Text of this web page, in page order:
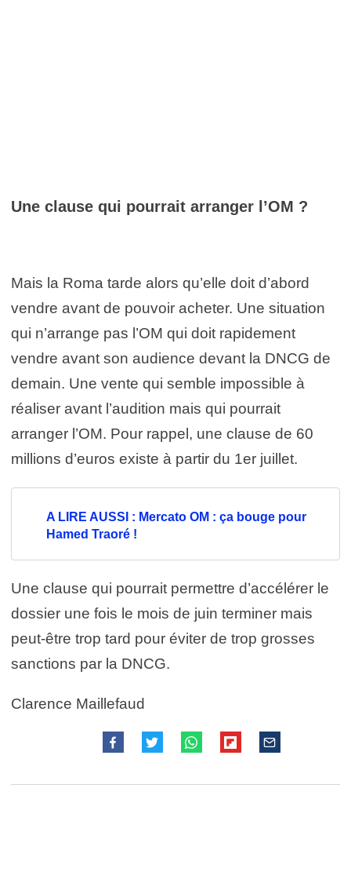
Une clause qui pourrait arranger l’OM ?
Mais la Roma tarde alors qu’elle doit d’abord
vendre avant de pouvoir acheter. Une situation
qui n’arrange pas l’OM qui doit rapidement
vendre avant son audience devant la DNCG de
demain. Une vente qui semble impossible à
réaliser avant l’audition mais qui pourrait
arranger l’OM. Pour rappel, une clause de 60
millions d’euros existe à partir du 1er juillet.
A LIRE AUSSI : Mercato OM : ça bouge pour
Hamed Traoré !
Une clause qui pourrait permettre d’accélérer le
dossier une fois le mois de juin terminer mais
peut-être trop tard pour éviter de trop grosses
sanctions par la DNCG.
Clarence Maillefaud